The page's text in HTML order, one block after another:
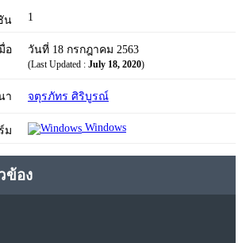
น 1
อ วันที่ 18 กรกฎาคม 2563
(Last Updated : July 18, 2020)
า จตุรภัทร ศิริบูรณ์
ม Windows
ข้อง